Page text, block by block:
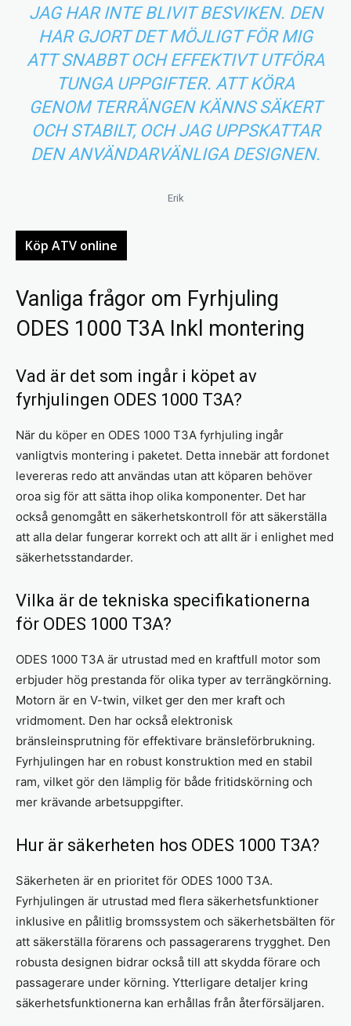
JAG HAR INTE BLIVIT BESVIKEN. DEN
HAR GJORT DET MÖJLIGT FÖR MIG
ATT SNABBT OCH EFFEKTIVT UTFÖRA
TUNGA UPPGIFTER. ATT KÖRA
GENOM TERRÄNGEN KÄNNS SÄKERT
OCH STABILT, OCH JAG UPPSKATTAR
DEN ANVÄNDARVÄNLIGA DESIGNEN.
Erik
Köp ATV online
Vanliga frågor om Fyrhjuling
ODES 1000 T3A Inkl montering
Vad är det som ingår i köpet av
fyrhjulingen ODES 1000 T3A?
När du köper en ODES 1000 T3A fyrhjuling ingår
vanligtvis montering i paketet. Detta innebär att fordonet
levereras redo att användas utan att köparen behöver
oroa sig för att sätta ihop olika komponenter. Det har
också genomgått en säkerhetskontroll för att säkerställa
att alla delar fungerar korrekt och att allt är i enlighet med
säkerhetsstandarder.
Vilka är de tekniska specifikationerna
för ODES 1000 T3A?
ODES 1000 T3A är utrustad med en kraftfull motor som
erbjuder hög prestanda för olika typer av terrängkörning.
Motorn är en V-twin, vilket ger den mer kraft och
vridmoment. Den har också elektronisk
bränsleinsprutning för effektivare bränsleförbrukning.
Fyrhjulingen har en robust konstruktion med en stabil
ram, vilket gör den lämplig för både fritidskörning och
mer krävande arbetsuppgifter.
Hur är säkerheten hos ODES 1000 T3A?
Säkerheten är en prioritet för ODES 1000 T3A.
Fyrhjulingen är utrustad med flera säkerhetsfunktioner
inklusive en pålitlig bromssystem och säkerhetsbälten för
att säkerställa förarens och passagerarens trygghet. Den
robusta designen bidrar också till att skydda förare och
passagerare under körning. Ytterligare detaljer kring
säkerhetsfunktionerna kan erhållas från återförsäljaren.